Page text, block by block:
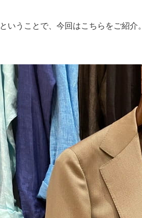
ということで、今回はこちらをご紹介。